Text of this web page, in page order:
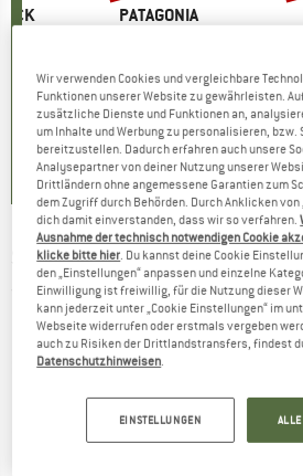
Preis
€
6
)
MARKE
PATAGONIA
Preis
149,95 € reduzierter Preis
ab101,97 €
+1
4,6(71)
SNOW PEAK -Stainless
(0)
Wir verwenden Cookies und vergleichbare
Funktionen unserer Website zu gewährleisten.
zusätzliche Dienste und Funktionen an,
um Inhalte und Werbung zu personalisieren, bzw.
bereitzustellen. Dadurch erfahren auch unsere
Analysepartner von deiner Nutzung unserer
Drittländern ohne angemessene Garantien zum
dem Zugriff durch Behörden. Durch Anklicken
dich damit einverstanden, dass wir so verfahren.
Ausnahme der technisch notwendigen Cookie
klicke bitte hier. Du kannst deine Cookie
den „Einstellungen“ anpassen und einzelne
Einwilligung ist freiwillig, für die Nutzung dieser
kann jederzeit unter „Cookie Einstellungen“ im
Webseite widerrufen oder erstmals vergeben
auch zu Risiken der Drittlandstransfers, findest
Datenschutzhinweisen.
EINSTELLUNGEN